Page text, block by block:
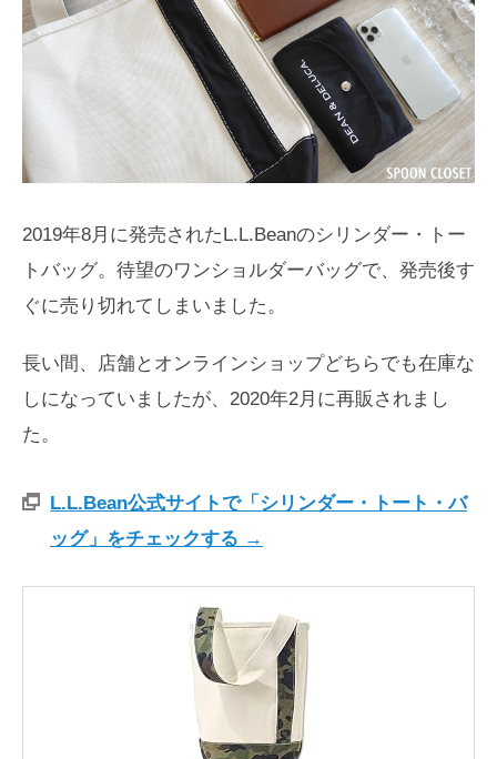
2019年8月に発売されたL.L.Beanのシリンダー・トー
トバッグ。待望のワンショルダーバッグで、発売後す
ぐに売り切れてしまいました。
長い間、店舗とオンラインショップどちらでも在庫な
しになっていましたが、2020年2月に再販されまし
た。
L.L.Bean公式サイトで「シリンダー・トート・バ
ッグ」をチェックする →